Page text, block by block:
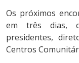
Os próximos
em três dias,
presidentes,
Centros